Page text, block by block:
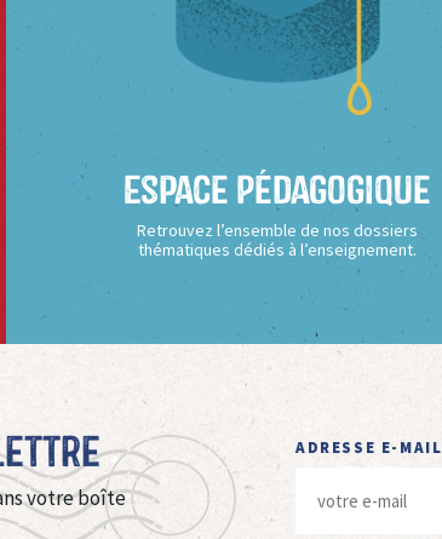
Espace Pédagogique
Retrouvez l’ensemble de nos dossiers
thématiques dédiés à l’enseignement.
votre boîte
ADRESSE E-MAIL